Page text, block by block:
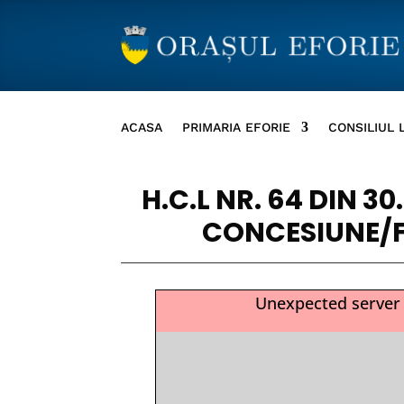
ACASA PRIMARIA EFORIE CONSILIUL
H.C.L NR. 64 DIN
CONCESIUNE/
Unexpected